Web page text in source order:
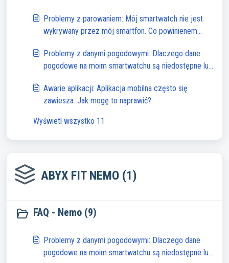
Problemy z parowaniem: Mój smartwatch nie jest
wykrywany przez mój smartfon. Co powinienem
Problemy z danymi pogodowymi: Dlaczego dane
pogodowe na moim smartwatchu są niedostępne lub
Awarie aplikacji: Aplikacja mobilna często się
zawiesza. Jak mogę to naprawić?
Wyświetl wszystko 11
ABYX FIT NEMO (1)
FAQ - Nemo (9)
Problemy z danymi pogodowymi: Dlaczego dane
pogodowe na moim smartwatchu są niedostępne lub